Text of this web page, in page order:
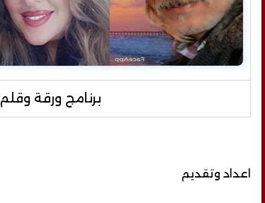
برنامج ورقة وقلم
اعداد وتقديم